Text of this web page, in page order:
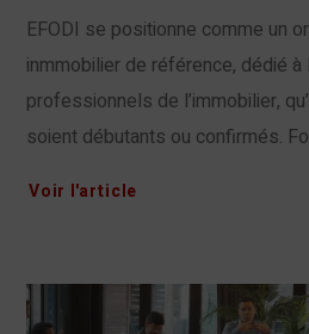
EFODI se positionne comme un
inmmobilier de référence, dédié à
professionnels de l’immobilier,
soient débutants ou confirmés.
Voir l'article